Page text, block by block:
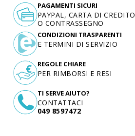
TI SERVE AIUTO?
CONTATTACI
049 8597472
PAGAMENTI SICURI
PAYPAL, CARTA DI CREDITO
O CONTRASSEGNO
CONDIZIONI TRASPARENTI
E TERMINI DI SERVIZIO
REGOLE CHIARE
PER RIMBORSI E RESI